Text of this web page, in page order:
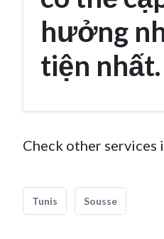
hưởng
tiện nhất.
Check other services
Tunis Sousse